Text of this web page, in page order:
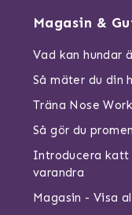
Magasin &
Vad kan hundar
Så mäter du din
Träna Nose
Så gör du
Introducera katt
varandra
Magasin - Visa